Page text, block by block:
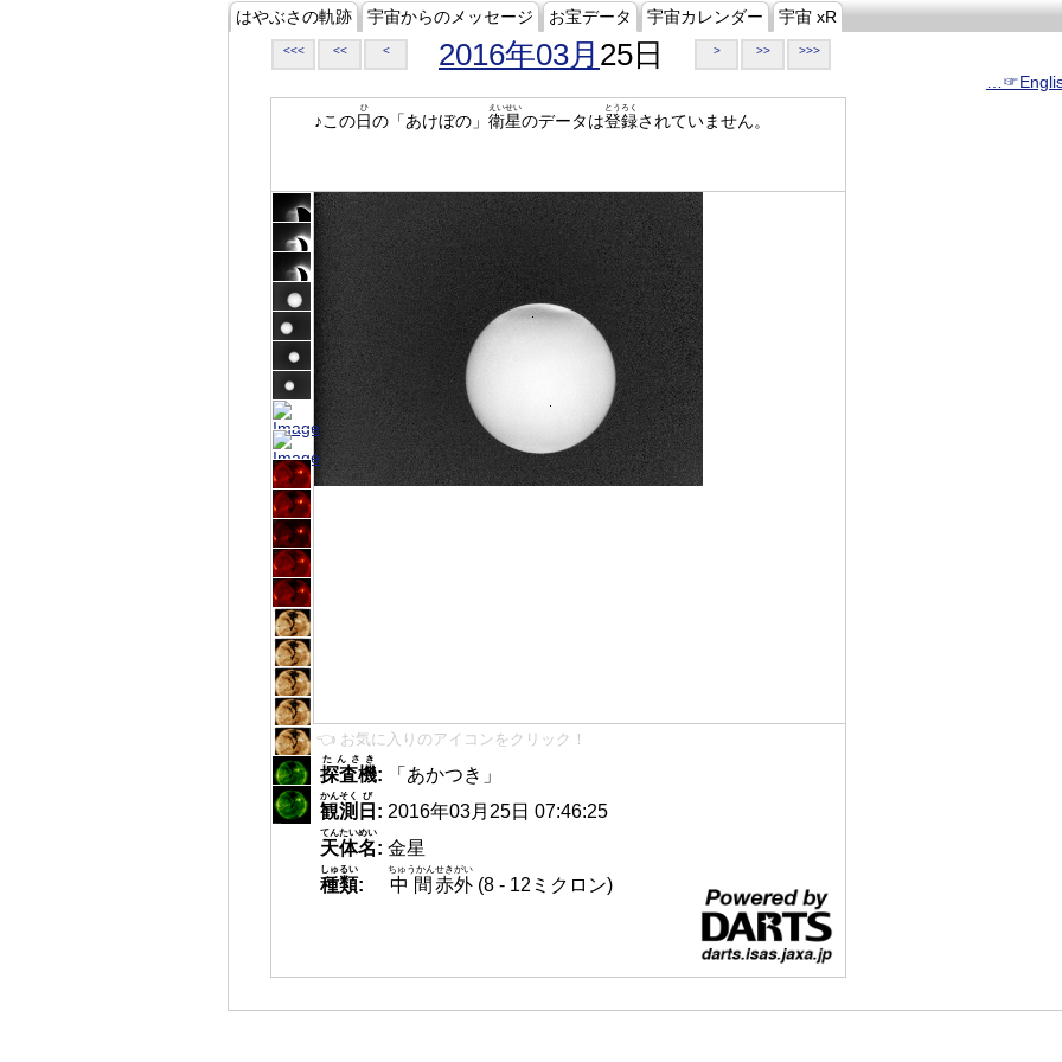
はやぶさの軌跡 宇宙からのメッセージ お宝データ 宇宙カレンダー 宇宙 xR
<<< << < 2016年03月 25日 > >> >>>
♪この日
ひ
の「あけぼの」 衛星
えいせい
のデータは登録
とうろく
されていません。
👈 お気に入りのアイコンをクリック！
探査機
たんさき
:
「あかつき」
観測
かんそく
日
び
: 2016年03月25日 07:46:25
天体名
てんたいめい
: 金星
種類
しゅるい
: 中間
ちゅうかん
赤外
せきがい
(8 - 12ミクロン)